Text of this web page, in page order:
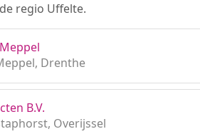
regio Uffelte.
Drenthe
B.V.
Overijssel